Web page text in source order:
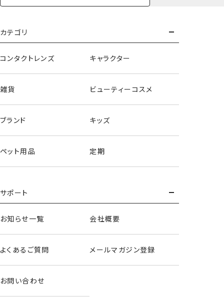
カテゴリ
コンタクトレンズ キャラクター
雑貨 ビューティーコスメ
ブランド キッズ
ペット用品 定期
サポート
お知らせ一覧 会社概要
よくあるご質問 メールマガジン登録
お問い合わせ